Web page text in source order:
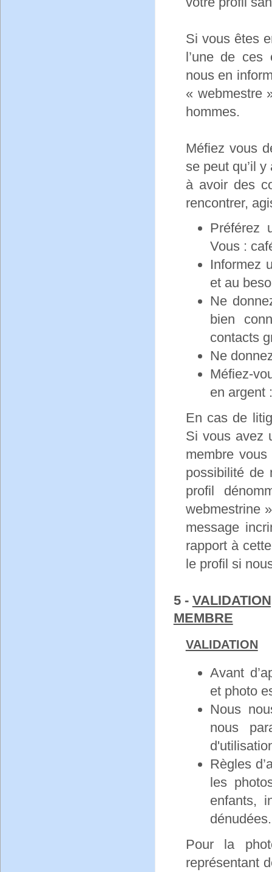
Si vous êtes
l’une de ces
nous en
« webmestre
hommes.
Méfiez vous
se peut qu’il
à avoir des
rencontrer,
Préférez
Vous :
Informez
et au
Ne
bien
contacts
Ne
Méfiez-
en argent
En cas de
Si vous avez
membre
possibilité de
profil
webmestrine
message
rapport à
le profil si
5 -
MEMBRE
VALIDATION
Avant
et photo
Nous
nous
Règles
les
enfants,
dénudées.
Pour la
représentant